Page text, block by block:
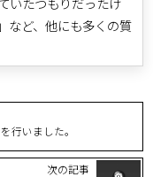
など、他にも多くの質
行いました。
次の記事